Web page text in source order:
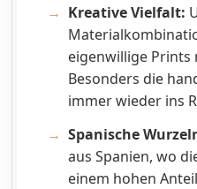
Kreative Vielfalt:
eigenwillige Prints
Besonders die
immer wieder ins
Spanische
aus Spanien, wo
einem hohen